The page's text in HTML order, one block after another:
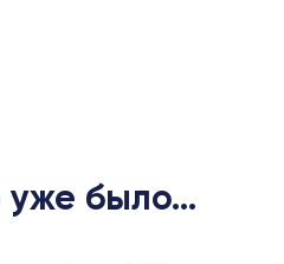
уже было...